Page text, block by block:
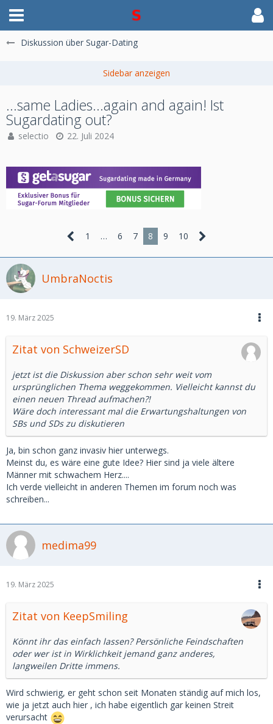
Diskussion über Sugar-Dating
...same Ladies...again and again! Ist
Sugardating out?
selectio 22. Juli 2024
1 … 6 7 8 9 10
UmbraNoctis
19. März 2025
Zitat von SchweizerSD
jetzt ist die Diskussion aber schon sehr weit vom
ursprünglichen Thema weggekommen. Vielleicht kannst du
einen neuen Thread aufmachen?!
Wäre doch interessant mal die Erwartungshaltungen von
SBs und SDs zu diskutieren
Ja, bin schon ganz invasiv hier unterwegs.
Meinst du, es wäre eine gute Idee? Hier sind ja viele ältere
Männer mit schwachem Herz....
Ich verde vielleicht in anderen Themen im forum noch was
schreiben...
medima99
19. März 2025
Zitat von KeepSmiling
Könnt ihr das einfach lassen? Persönliche Feindschaften
oder wer ist in Wirklichkeit jemand ganz anderes,
langweilen Dritte immens.
Wird schwierig, er geht schon seit Monaten ständig auf mich los,
wie ja jetzt auch hier , ich habe eigentlich gar keinen Streit
verursacht